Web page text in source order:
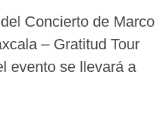
Concierto de Marco
– Gratitud Tour
evento se llevará a